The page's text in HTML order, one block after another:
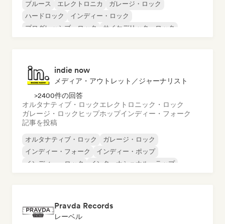
ブルース エレクトロニカ
ガレージ・ロック
ハードロック
インディー・ロック
プログレッシブ・ロック
サイケデリック・ロック
indie now
メディア・アウトレット／ジャーナリスト
>2400件の回答
オルタナティブ・ロックエレクトロニック・ロック
ガレージ・ロック ヒップホップインディー・フォーク
記事を投稿
オルタナティブ・ロック
ガレージ・ロック
インディー・フォーク
インディー・ポップ
インディー・ロック
インターナショナル・ラップ
Pravda Records
レーベル